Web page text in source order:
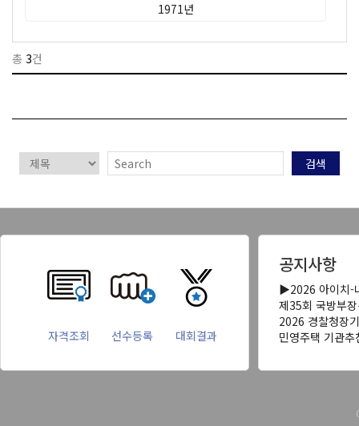
1971년
총 3건
검색
자격조회 선수등록 대회결과
공지사항
▶2026 아이치-
제35회 국방부
2026 경찰청장
민영주택 기관